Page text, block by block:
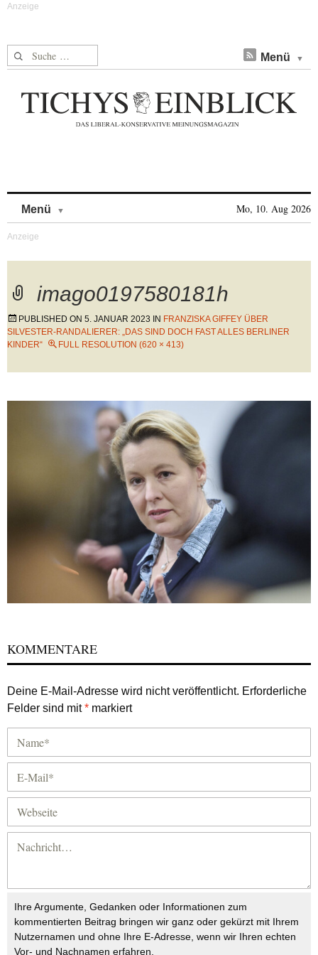
Suche nach: Menü
Menü Mo, 10. Aug 2026
imago0197580181h
PUBLISHED ON 5. JANUAR 2023 IN FRANZISKA GIFFEY ÜBER
SILVESTER-RANDALIERER: „DAS SIND DOCH FAST ALLES BERLINER
KINDER“
FULL RESOLUTION (620 × 413)
KOMMENTARE
Deine E-Mail-Adresse wird nicht veröffentlicht. Erforderliche
Felder sind mit* markiert
Ihre Argumente, Gedanken oder Informationen zum
kommentierten Beitrag bringen wir ganz oder gekürzt mit Ihrem
Nutzernamen und ohne Ihre E-Adresse, wenn wir Ihren echten
Vor- und Nachnamen erfahren.